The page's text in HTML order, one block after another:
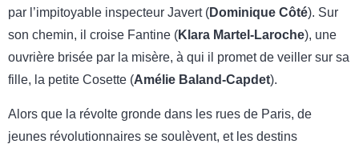
par l’impitoyable inspecteur Javert (Dominique Côté). Sur
son chemin, il croise Fantine (Klara Martel-Laroche), une
ouvrière brisée par la misère, à qui il promet de veiller sur sa
fille, la petite Cosette (Amélie Baland-Capdet).
Alors que la révolte gronde dans les rues de Paris, de
jeunes révolutionnaires se soulèvent, et les destins